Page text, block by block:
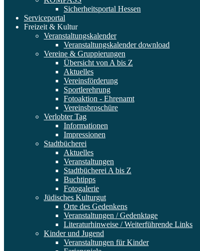
Sicherheitsportal Hessen
Serviceportal
Freizeit & Kultur
Veranstaltungskalender
Veranstaltungskalender download
Vereine & Gruppierungen
Übersicht von A bis Z
Aktuelles
Vereinsförderung
Sportlerehrung
Fotoaktion - Ehrenamt
Vereinsbroschüre
Verlobter Tag
Informationen
Impressionen
Stadtbücherei
Aktuelles
Veranstaltungen
Stadtbücherei A bis Z
Buchtipps
Fotogalerie
Jüdisches Kulturgut
Orte des Gedenkens
Veranstaltungen / Gedenktage
Literaturhinweise / Weiterführende Links
Kinder und Jugend
Veranstaltungen für Kinder